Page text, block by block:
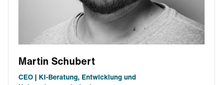
Martin Schubert
CEO | KI-Beratung, Entwicklung und